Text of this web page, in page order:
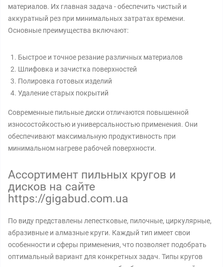
материалов. Их главная задача - обеспечить чистый и
аккуратный рез при минимальных затратах времени.
Основные преимущества включают:
Быстрое и точное резание различных материалов
Шлифовка и зачистка поверхностей
Полировка готовых изделий
Удаление старых покрытий
Современные пильные диски отличаются повышенной
износостойкостью и универсальностью применения. Они
обеспечивают максимальную продуктивность при
минимальном нагреве рабочей поверхности.
Ассортимент пильных кругов и
дисков на сайте
https://gigabud.com.ua
По виду представлены лепестковые, пилочные, циркулярные,
абразивные и алмазные круги. Каждый тип имеет свои
особенности и сферы применения, что позволяет подобрать
оптимальный вариант для конкретных задач. Типы кругов